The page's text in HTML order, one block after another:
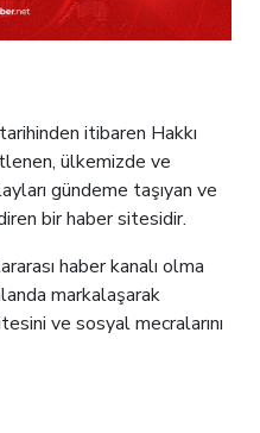
itibaren Hakkı
ülkemizde ve
gündeme taşıyan ve
bir haber sitesidir.
haber kanalı olma
markalaşarak
ve sosyal mecralarını